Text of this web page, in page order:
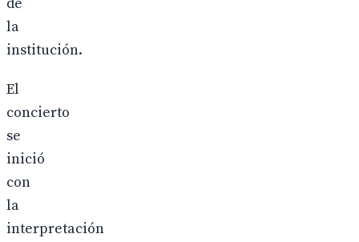
la
institución.
El
concierto
se
inició
con
la
interpretación